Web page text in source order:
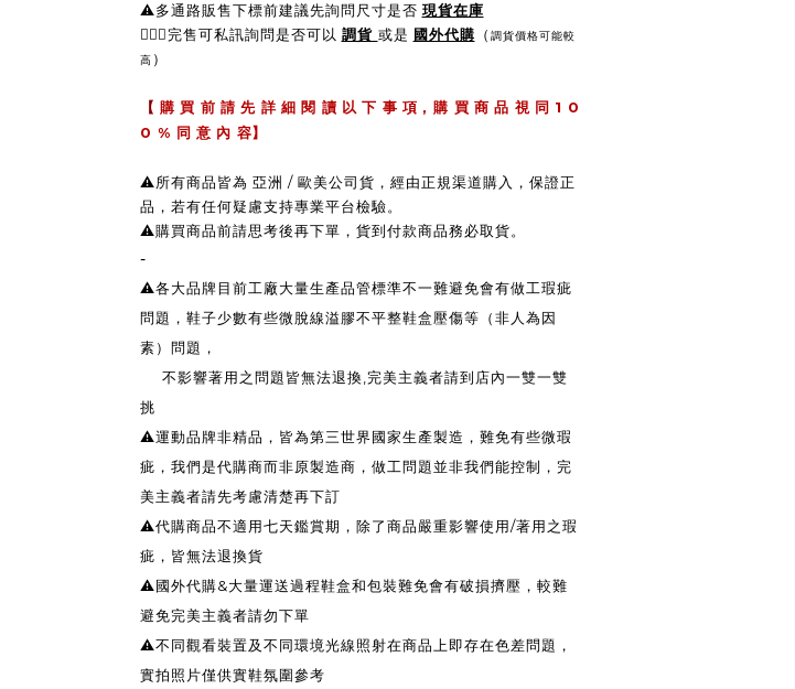
⚠️多通路販售下標前建議先詢問尺寸是否 現貨在庫
🙋🏼‍♀完售可私訊詢問是否可以 調貨 或是 國外代購 （ 調貨價格可能較
高 ）
【 購 買 前 請 先 詳 細 閱 讀 以 下 事 項 ,購 買 商 品 視 同 1 0
0 % 同 意 內 容】
⚠️所有商品皆為 亞洲 / 歐美公司貨，經由正規渠道購入，保證正
品，若有任何疑慮支持專業平台檢驗。
⚠️購買商品前請思考後再下單，貨到付款商品務必取貨。
-
⚠️各大品牌目前工廠大量生產品管標準不一難避免會有做工瑕疵
問題，鞋子少數有些微脫線溢膠不平整鞋盒壓傷等（非人為因
素）問題，
不影響著用之問題皆無法退換,完美主義者請到店內一雙一雙
挑
⚠️運動品牌非精品，皆為第三世界國家生產製造，難免有些微瑕
疵，我們是代購商而非原製造商，做工問題並非我們能控制，完
美主義者請先考慮清楚再下訂
⚠️代購商品不適用七天鑑賞期，除了商品嚴重影響使用/著用之瑕
疵，皆無法退換貨
⚠️國外代購&大量運送過程鞋盒和包裝難免會有破損擠壓，較難
避免完美主義者請勿下單
⚠️不同觀看裝置及不同環境光線照射在商品上即存在色差問題，
實拍照片僅供實鞋氛圍參考